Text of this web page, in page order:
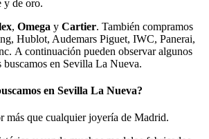
y de oro.
, Omega y Cartier. También compramos
Hublot, Audemars Piguet, IWC, Panerai,
A continuación pueden observar algunos
buscamos en Sevilla La Nueva.
en Sevilla La Nueva?
más que cualquier joyería de Madrid.